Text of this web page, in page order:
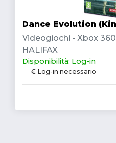
Dance Evolution
Videogiochi - Xbox
HALIFAX
Disponibilità: Log-in
€ Log-in necessario